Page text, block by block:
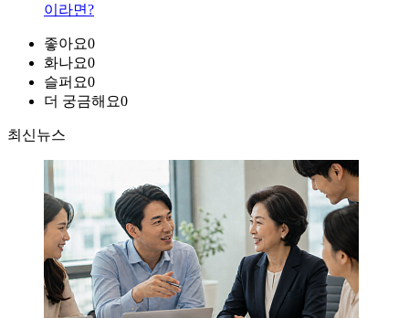
이라면?
좋아요0
화나요0
슬퍼요0
더 궁금해요0
최신뉴스